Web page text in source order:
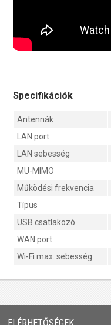
Specifikációk
Antennák
LAN port
LAN sebesség
MU-MIMO
Működési frekvencia
Típus
USB csatlakozó
WAN port
Wi-Fi max. sebesség